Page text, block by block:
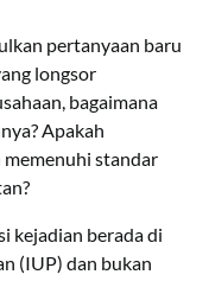
pertanyaan baru
longsor
bagaimana
Apakah
standar
kejadian berada di
(IUP) dan bukan